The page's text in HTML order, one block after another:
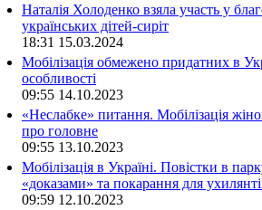
Наталія Холоденко взяла участь у
українських дітей-сиріт
18:31 15.03.2024
Мобілізація обмежено придатних в
особливості
09:55 14.10.2023
«Неслабке» питання. Мобілізація
про головне
09:55 13.10.2023
Мобілізація в Україні. Повістки в
«доказами» та покарання для
09:59 12.10.2023